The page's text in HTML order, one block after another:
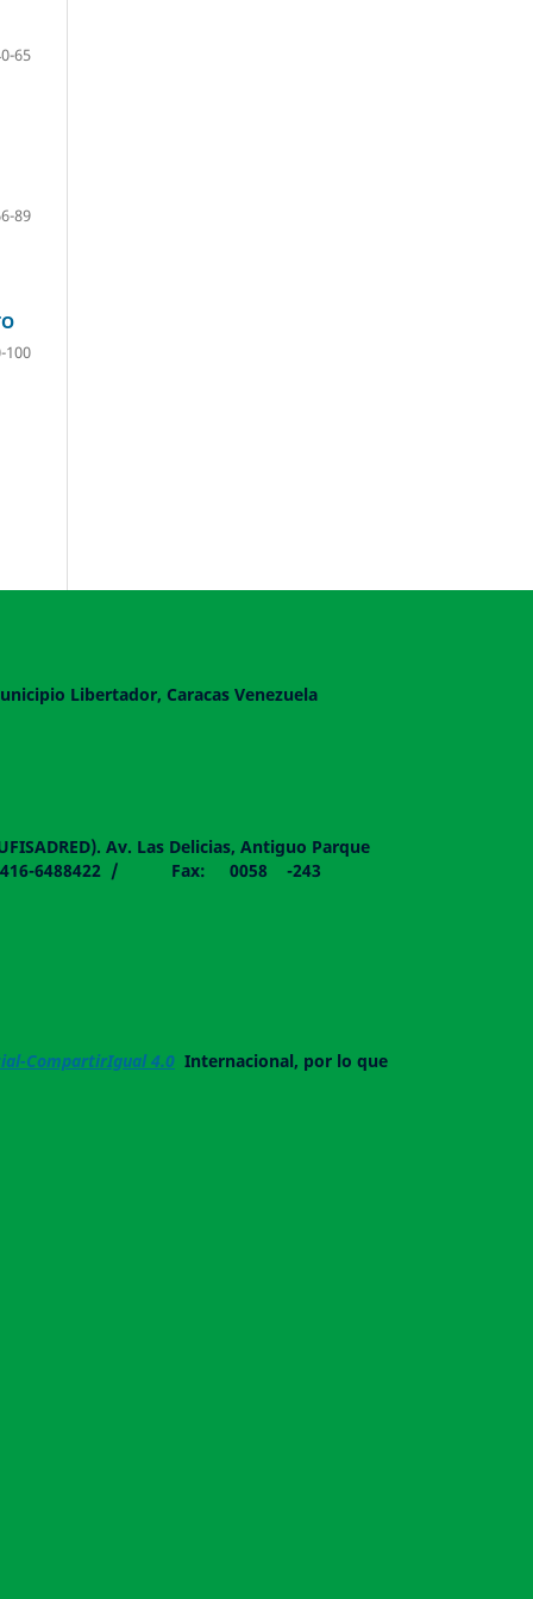
65
89
100
Libertador, Caracas Venezuela
Av. Las Delicias, Antiguo Parque
- 0416-6488422 / Fax: 0058 -243
CompartirIgual 4.0 Internacional, por lo que